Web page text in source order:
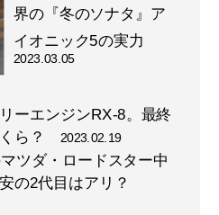
界の『冬のソナタ』ア
イオニック5の実力
2023.03.05
ーエンジンRX-8。最終
くら？ 2023.02.19
ツダ・ロードスター中
の2代目はアリ？